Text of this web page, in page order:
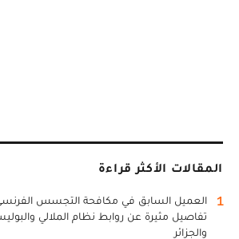
المقالات الأكثر قراءة
1
العميل السابق في مكافحة التجسس
تفاصيل مثيرة عن روابط نظام الملالي
والجزائر